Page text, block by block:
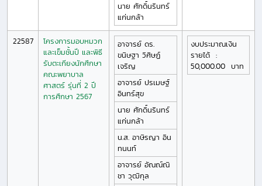
นาย ศักดิ์นรินทร์
แก่นกล้า
22587
โครงการมอบหมวก
และเข็มชั้นปี และพิธี
รับตะเกียงนักศึกษา
คณะพยาบาล
ศาสตร์ รุ่นที่ 2 ปี
การศึกษา 2567
อาจารย์ ดร.
ขนิษฐา วิศิษฏ์
เจริญ
อาจารย์ ปรเมษฐ์
อินทร์สุข
นาย ศักดิ์นรินทร์
แก่นกล้า
น.ส. อาษิรญา อิน
ทนนท์
อาจารย์ อัณณ์ณิ
ชา วุฒิกุล
งบประมาณเงิน
รายได้:
50,000.00บาท